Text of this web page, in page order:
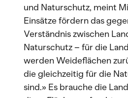
und Naturschutz, meint
Einsätze fördern das
Verständnis zwischen
Naturschutz – für die
werden Weideflächen
die gleichzeitig für die
sind.» Es brauche die